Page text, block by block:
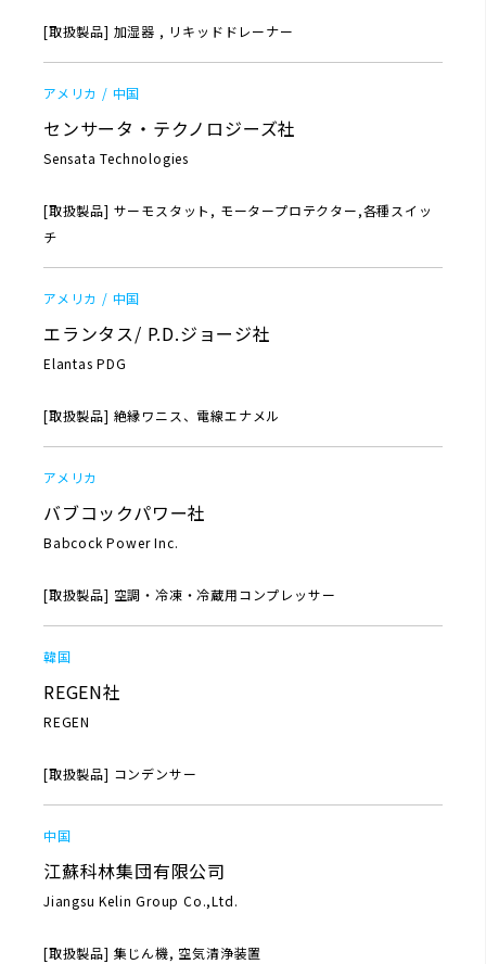
[取扱製品] 加湿器 , リキッドドレーナー
アメリカ / 中国
センサータ・テクノロジーズ社
Sensata Technologies
[取扱製品] サーモスタット, モータープロテクター,各種スイッ
チ
アメリカ / 中国
エランタス/ P.D.ジョージ社
Elantas PDG
[取扱製品] 絶縁ワニス、電線エナメル
アメリカ
バブコックパワー社
Babcock Power Inc.
[取扱製品] 空調・冷凍・冷蔵用コンプレッサー
韓国
REGEN社
REGEN
[取扱製品] コンデンサー
中国
江蘇科林集団有限公司
Jiangsu Kelin Group Co.,Ltd.
[取扱製品] 集じん機, 空気清浄装置